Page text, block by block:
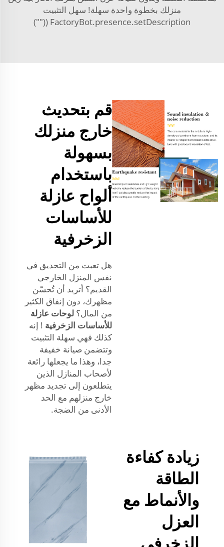
منزلك بخطوة واحدة سهلة! سهل التثبيت
FactoryBot.presence.setDescription (("")
قم بتحديث
خارج منزلك
بسهولة
باستخدام
ألواح عازلة
للأساسات
الزخرفية
هل تعبت من التحديق في
نفس المنزل الخارجي
القديم؟ أتريد أن تُحسّن
مظهرك، دون إنفاق الكثير
من المال؟ لوحات عازلة
للأساسات الزخرفية ! إنه
كذلك فهي سهلة التثبيت
وتتضمن صيانة خفيفة
جدا، وهذا ما يجعلها رائعة
لأصحاب المنازل الذين
يتطلعون إلى تجديد مظهر
خارج منزلهم مع الحد
الأدنى من الضجة.
زيادة كفاءة
الطاقة
والأنماط مع
العزل